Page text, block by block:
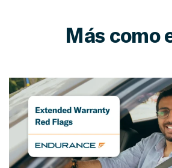
Más como